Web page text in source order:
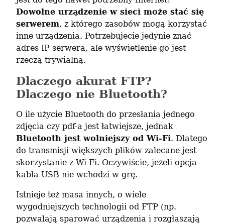
Dowolne urządzenie w sieci może stać się
serwerem, z którego zasobów mogą korzystać
inne urządzenia. Potrzebujecie jedynie znać
adres IP serwera, ale wyświetlenie go jest
rzeczą trywialną.
Dlaczego akurat FTP?
Dlaczego nie Bluetooth?
O ile użycie Bluetooth do przesłania jednego
Bluetooth jest wolniejszy od Wi-Fi. Dlatego
do transmisji większych plików zalecane jest
skorzystanie z Wi-Fi. Oczywiście, jeżeli opcja
kabla USB nie wchodzi w grę.
Istnieje też masa innych, o wiele
wygodniejszych technologii od FTP (np.
pozwalają sparować urządzenia i rozgłaszają